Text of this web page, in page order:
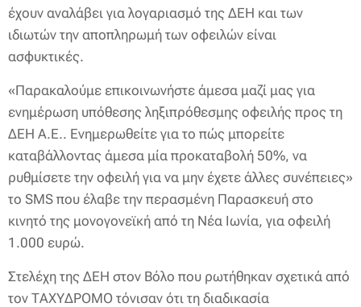
έχουν αναλάβει για λογαριασμό της ΔΕΗ και των
ιδιωτών την αποπληρωμή των οφειλών είναι
ασφυκτικές.
«Παρακαλούμε επικοινωνήστε άμεσα μαζί μας για
ενημέρωση υπόθεσης ληξιπρόθεσμης οφειλής προς τη
ΔΕΗ Α.Ε.. Ενημερωθείτε για το πώς μπορείτε
καταβάλλοντας άμεσα μία προκαταβολή 50%, να
ρυθμίσετε την οφειλή για να μην έχετε άλλες συνέπειες»
το SMS που έλαβε την περασμένη Παρασκευή στο
κινητό της μονογονεϊκή από τη Νέα Ιωνία, για οφειλή
1.000 ευρώ.
Στελέχη της ΔΕΗ στον Βόλο που ρωτήθηκαν σχετικά από
τον ΤΑΧΥΔΡΟΜΟ τόνισαν ότι τη διαδικασία